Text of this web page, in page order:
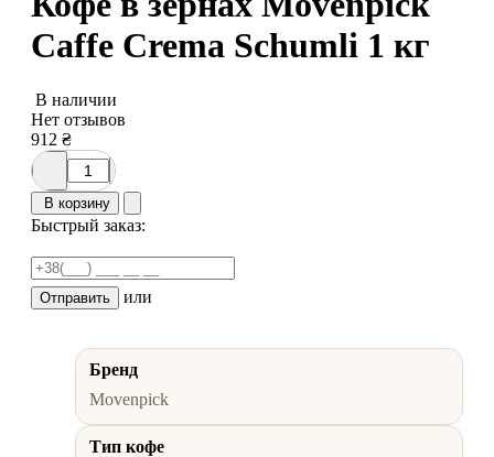
Caffe Crema Schumli 1 кг
В наличии
Нет отзывов
912 ₴
В корзину
Быстрый заказ:
Отправить или
Бренд
Movenpick
Тип кофе